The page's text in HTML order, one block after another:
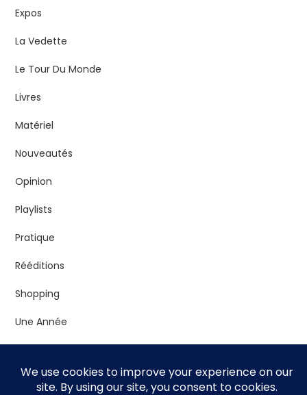
Expos
La Vedette
Le Tour Du Monde
Livres
Matériel
Nouveautés
Opinion
Playlists
Pratique
Rééditions
Shopping
Une Année